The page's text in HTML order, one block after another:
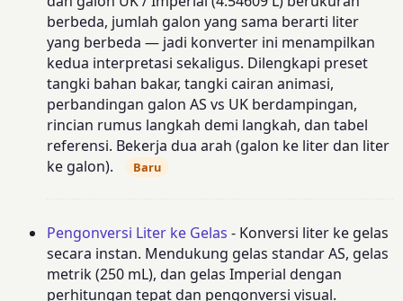
berbeda, jumlah galon yang sama berarti liter
yang berbeda — jadi konverter ini menampilkan
kedua interpretasi sekaligus. Dilengkapi preset
tangki bahan bakar, tangki cairan animasi,
perbandingan galon AS vs UK berdampingan,
rincian rumus langkah demi langkah, dan tabel
referensi. Bekerja dua arah (galon ke liter dan liter
ke galon).
Baru
Pengonversi Liter ke Gelas - Konversi liter ke gelas
secara instan. Mendukung gelas standar AS, gelas
metrik (250 mL), dan gelas Imperial dengan
perhitungan tepat dan pengonversi visual.